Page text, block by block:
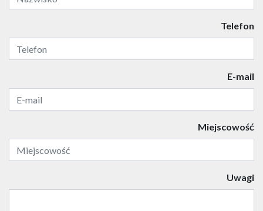
Telefon
E-mail
Miejscowość
Uwagi